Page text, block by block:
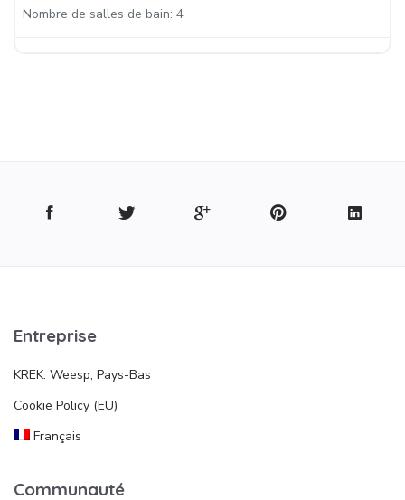
Nombre de salles de bain: 4
Entreprise
KREK. Weesp, Pays-Bas
Cookie Policy (EU)
Français
Communauté